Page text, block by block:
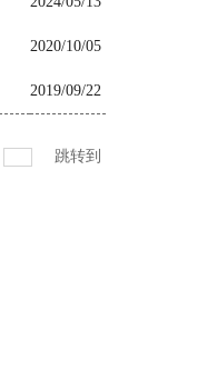
跳转到
2020/10/05
2019/09/22